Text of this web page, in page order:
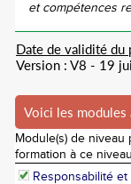
et compétences
Date de validité du
Version : V8 - 19
Voici les modules
Module(s) de
formation à ce niveau
Responsabilité